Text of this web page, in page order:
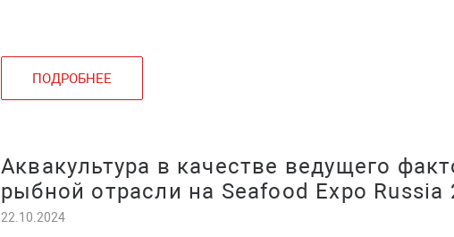
ПОДРОБНЕЕ
Аквакультура в качестве ведущего
рыбной отрасли на Seafood Expo Russia
22.10.2024